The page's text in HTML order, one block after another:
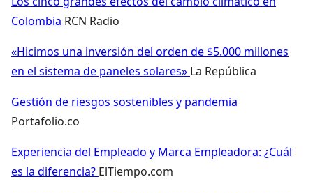
Colombia RCN Radio
«Hicimos una inversión del orden de $5.000 millones
en el sistema de paneles solares» La República
Gestión de riesgos sostenibles y pandemia
Portafolio.co
Experiencia del Empleado y Marca Empleadora: ¿Cuál
es la diferencia? ElTiempo.com